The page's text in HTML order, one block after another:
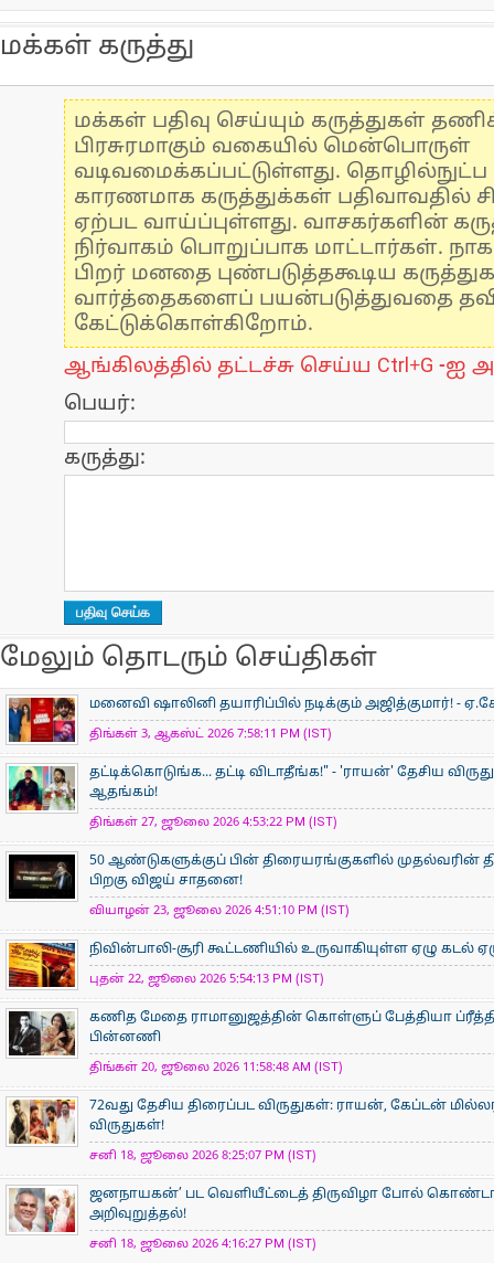
மக்கள் கருத்து
மக்கள் பதிவு செய்யும் கருத்துகள்
பிரசுரமாகும் வகையில் மென்பொருள்
வடிவமைக்கப்பட்டுள்ளது.
காரணமாக கருத்துக்கள் பதிவாவதில்
ஏற்பட வாய்ப்புள்ளது. வாசகர்களின்
நிர்வாகம் பொறுப்பாக மாட்டார்கள்.
பிறர் மனதை புண்படுத்தகூடிய
வார்த்தைகளைப் பயன்படுத்துவதை
கேட்டுக்கொள்கிறோம்.
ஆங்கிலத்தில் தட்டச்சு செய்ய Ctrl+G -ஐ
பெயர்:
கருத்து:
மேலும் தொடரும் செய்திகள்
மனைவி ஷாலினி தயாரிப்பில் நடிக்கும் அஜித்குமார்! -
திங்கள் 3, ஆகஸ்ட் 2026 7:58:11 PM (IST)
தட்டிக்கொடுங்க... தட்டி விடாதீங்க!" - 'ராயன்' தேசிய
ஆதங்கம்!
திங்கள் 27, ஜூலை 2026 4:53:22 PM (IST)
50 ஆண்டுகளுக்குப் பின் திரையரங்குகளில் முதல்வரின்
பிறகு விஜய் சாதனை!
வியாழன் 23, ஜூலை 2026 4:51:10 PM (IST)
நிவின்பாலி-சூரி கூட்டணியில் உருவாகியுள்ள ஏழு கடல்
புதன் 22, ஜூலை 2026 5:54:13 PM (IST)
கணித மேதை ராமானுஜத்தின் கொள்ளுப் பேத்தியா
பின்னணி
திங்கள் 20, ஜூலை 2026 11:58:48 AM (IST)
72வது தேசிய திரைப்பட விருதுகள்: ராயன், கேப்டன்
விருதுகள்!
சனி 18, ஜூலை 2026 8:25:07 PM (IST)
ஜனநாயகன்’ பட வெளியீட்டைத் திருவிழா போல்
அறிவுறுத்தல்!
சனி 18, ஜூலை 2026 4:16:27 PM (IST)